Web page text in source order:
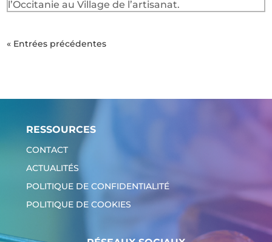
l’Occitanie au Village de l’artisanat.
« Entrées précédentes
RESSOURCES
CONTACT
ACTUALITÉS
POLITIQUE DE CONFIDENTIALITÉ
POLITIQUE DE COOKIES